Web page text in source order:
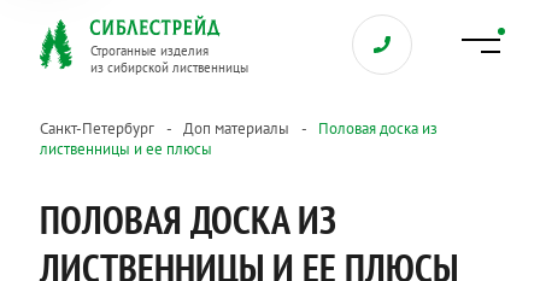
Строганные изделия
из сибирской лиственницы
Санкт-Петербург Доп материалы
Половая доска из
лиственницы и ее плюсы
ПОЛОВАЯ ДОСКА ИЗ
ЛИСТВЕННИЦЫ И ЕЕ ПЛЮСЫ